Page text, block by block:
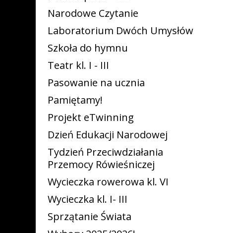
Narodowe Czytanie
Laboratorium Dwóch Umysłów
Szkoła do hymnu
Teatr kl. I - III
Pasowanie na ucznia
Pamiętamy!
Projekt eTwinning
Dzień Edukacji Narodowej
Tydzień Przeciwdziałania
Przemocy Rówieśniczej
Wycieczka rowerowa kl. VI
Wycieczka kl. I- III
Sprzątanie Świata